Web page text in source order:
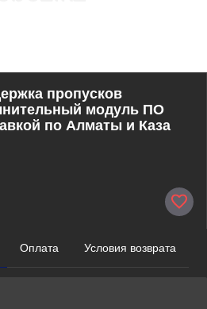
пропусков
модуль ПО
по Алматы и Каза
Оплата Условия возврата